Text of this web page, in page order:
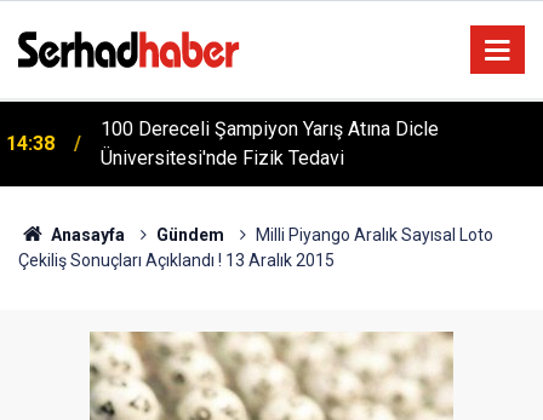
04:20
Türkiye'yi Değiştiren Lider Turgut Özal'ın Asıl
Mesleği Ne? Şaşırtan Mühendislik Hikayesi
Anasayfa Gündem
Milli Piyango Aralık Sayısal Loto
Çekiliş Sonuçları Açıklandı ! 13 Aralık 2015